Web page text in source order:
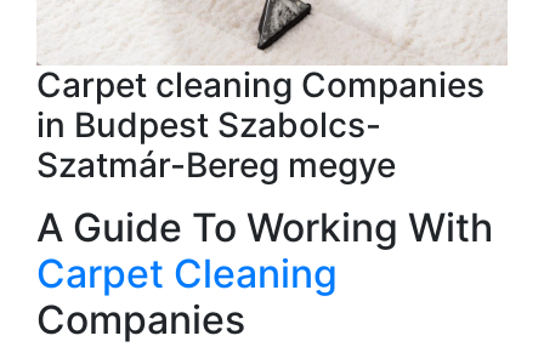
Carpet cleaning Companies
in Budpest Szabolcs-
Szatmár-Bereg megye
A Guide To Working With
Carpet Cleaning
Companies